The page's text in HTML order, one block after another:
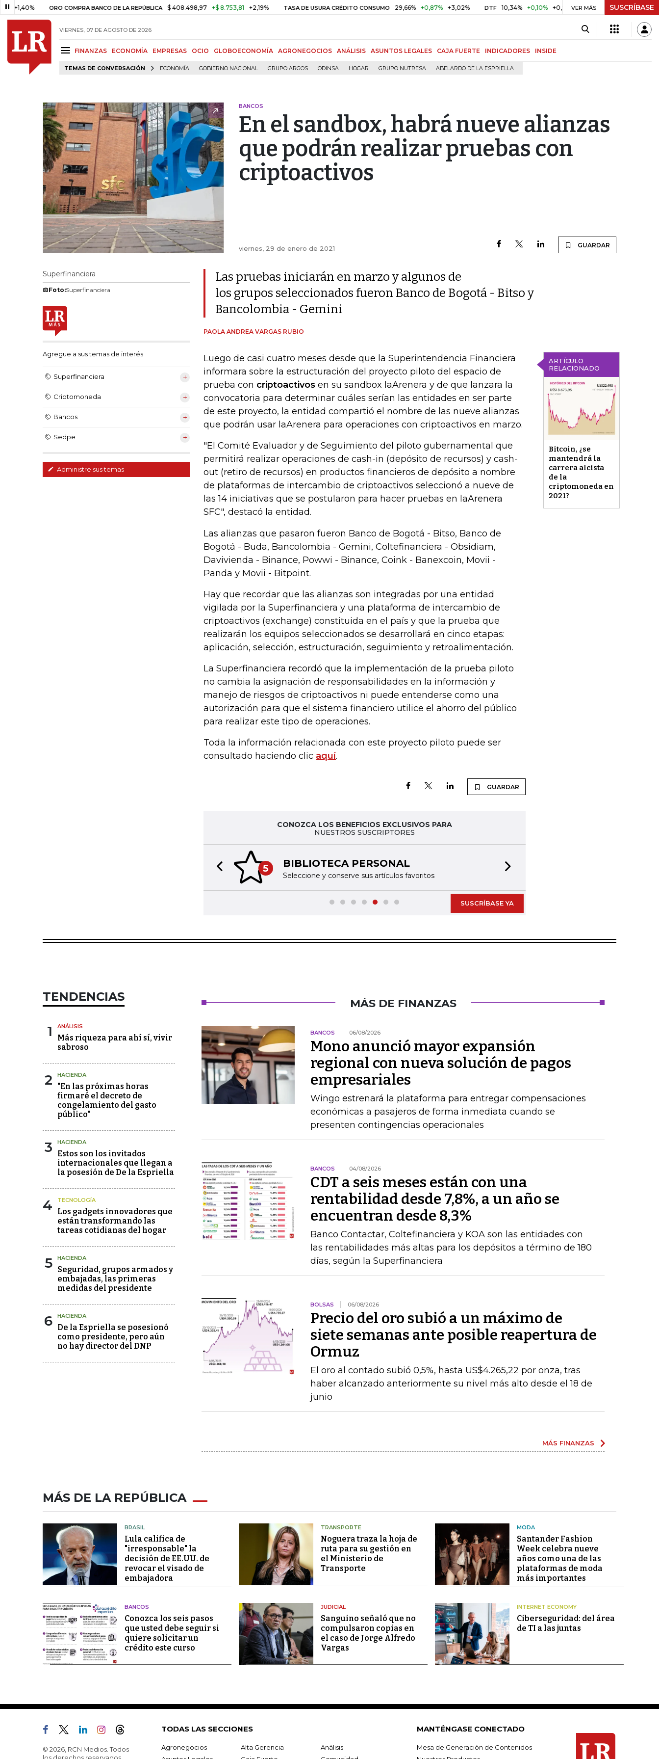
ORO COMPRA BANCO DE LA REPÚBLICA $ 408.498,97 +$ 8.753,81 +2,19% TASA DE USURA CRÉDITO CONSUMO 29,66% +0,87% +3,02% DTF 10,34% +0,10% +0,98% UVR $ 416,96 +$ 0,05 +0,01%
VER MÁS SUSCRÍBASE
VIERNES, 07 DE AGOSTO DE 2026
FINANZAS ECONOMÍA EMPRESAS OCIO GLOBOECONOMÍA AGRONEGOCIOS ANÁLISIS ASUNTOS LEGALES CAJA FUERTE INDICADORES INSIDE
TEMAS DE CONVERSACIÓN ECONOMÍA GOBIERNO NACIONAL GRUPO ARGOS ODINSA HOGAR GRUPO NUTRESA ABELARDO DE LA ESPRIELLA
BANCOS
En el sandbox, habrá nueve alianzas
que podrán realizar pruebas con
criptoactivos
viernes, 29 de enero de 2021 GUARDAR
Superfinanciera
Foto:Superfinanciera
Agregue a sus temas de interés
Superfinanciera
Criptomoneda
Bancos
Sedpe
Administre sus temas
Las pruebas iniciarán en marzo y algunos de
los grupos seleccionados fueron Banco de Bogotá - Bitso y
Bancolombia - Gemini
PAOLA ANDREA VARGAS RUBIO
ARTÍCULO
RELACIONADO
Bitcoin, ¿se
mantendrá la
carrera alcista
de la
criptomoneda en
2021?
Luego de casi cuatro meses desde que la Superintendencia Financiera
informara sobre la estructuración del proyecto piloto del espacio de
prueba con criptoactivos en su sandbox laArenera y de que lanzara la
convocatoria para determinar cuáles serían las entidades en ser parte
de este proyecto, la entidad compartió el nombre de las nueve alianzas
que podrán usar laArenera para operaciones con criptoactivos en marzo.
"El Comité Evaluador y de Seguimiento del piloto gubernamental que
permitirá realizar operaciones de cash-in (depósito de recursos) y cash-
out (retiro de recursos) en productos financieros de depósito a nombre
de plataformas de intercambio de criptoactivos seleccionó a nueve de
las 14 iniciativas que se postularon para hacer pruebas en laArenera
SFC", destacó la entidad.
Las alianzas que pasaron fueron Banco de Bogotá - Bitso, Banco de
Bogotá - Buda, Bancolombia - Gemini, Coltefinanciera - Obsidiam,
Davivienda - Binance, Powwi - Binance, Coink - Banexcoin, Movii -
Panda y Movii - Bitpoint.
Hay que recordar que las alianzas son integradas por una entidad
vigilada por la Superfinanciera y una plataforma de intercambio de
criptoactivos (exchange) constituida en el país y que la prueba que
realizarán los equipos seleccionados se desarrollará en cinco etapas:
aplicación, selección, estructuración, seguimiento y retroalimentación.
La Superfinanciera recordó que la implementación de la prueba piloto
no cambia la asignación de responsabilidades en la información y
manejo de riesgos de criptoactivos ni puede entenderse como una
autorización para que el sistema financiero utilice el ahorro del público
para realizar este tipo de operaciones.
Toda la información relacionada con este proyecto piloto puede ser
consultado haciendo clic aquí.
GUARDAR
CONOZCA LOS BENEFICIOS EXCLUSIVOS PARA
NUESTROS SUSCRIPTORES
5 BIBLIOTECA PERSONAL
Seleccione y conserve sus artículos favoritos
Previous slide
SUSCRÍBASE YA
TENDENCIAS
1 ANÁLISIS
Más riqueza para ahí sí, vivir
sabroso
2 HACIENDA
"En las próximas horas
firmaré el decreto de
congelamiento del gasto
público"
3 HACIENDA
Estos son los invitados
internacionales que llegan a
la posesión de De la Espriella
4 TECNOLOGÍA
Los gadgets innovadores que
están transformando las
tareas cotidianas del hogar
5 HACIENDA
Seguridad, grupos armados y
embajadas, las primeras
medidas del presidente
6 HACIENDA
De la Espriella se posesionó
como presidente, pero aún
no hay director del DNP
MÁS DE FINANZAS
BANCOS 06/08/2026
Mono anunció mayor expansión
regional con nueva solución de pagos
empresariales
Wingo estrenará la plataforma para entregar compensaciones
económicas a pasajeros de forma inmediata cuando se
presenten contingencias operacionales
BANCOS 04/08/2026
CDT a seis meses están con una
rentabilidad desde 7,8%, a un año se
encuentran desde 8,3%
Banco Contactar, Coltefinanciera y KOA son las entidades con
las rentabilidades más altas para los depósitos a término de 180
días, según la Superfinanciera
BOLSAS 06/08/2026
Precio del oro subió a un máximo de
siete semanas ante posible reapertura de
Ormuz
El oro al contado subió 0,5%, hasta US$4.265,22 por onza, tras
haber alcanzado anteriormente su nivel más alto desde el 18 de
junio
MÁS FINANZAS
MÁS DE LA REPÚBLICA
BRASIL
Lula califica de
"irresponsable" la
decisión de EE.UU. de
revocar el visado de
embajadora
TRANSPORTE
Noguera traza la hoja de
ruta para su gestión en
el Ministerio de
Transporte
MODA
Santander Fashion
Week celebra nueve
años como una de las
plataformas de moda
más importantes
BANCOS
Conozca los seis pasos
que usted debe seguir si
quiere solicitar un
crédito este curso
JUDICIAL
Sanguino señaló que no
compulsaron copias en
el caso de Jorge Alfredo
Vargas
INTERNET ECONOMY
Ciberseguridad: del área
de TI a las juntas
© 2026, RCN Medios. Todos
TODAS LAS SECCIONES
Agronegocios Alta Gerencia
Análisis
MANTÉNGASE CONECTADO
Mesa de Generación de Contenidos